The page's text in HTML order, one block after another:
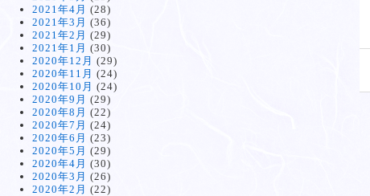
2021年4月 (28)
2021年3月 (36)
2021年2月 (29)
2021年1月 (30)
2020年12月 (29)
2020年11月 (24)
2020年10月 (24)
2020年9月 (29)
2020年8月 (22)
2020年7月 (24)
2020年6月 (23)
2020年5月 (29)
2020年4月 (30)
2020年3月 (26)
2020年2月 (22)